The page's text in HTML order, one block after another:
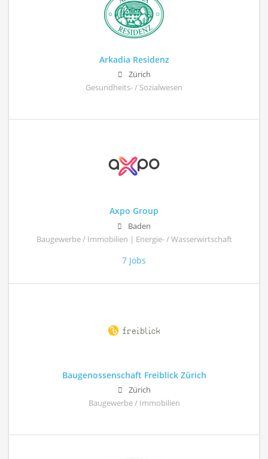
Arkadia Residenz
Zürich
Gesundheits- / Sozialwesen
Axpo Group
Baden
Baugewerbe / Immobilien | Energie- / Wasserwirtschaft
7 Jobs
Baugenossenschaft Freiblick Zürich
Zürich
Baugewerbe / Immobilien